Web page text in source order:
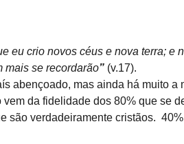
eu crio novos céus e nova terra; e
mais se recordarão” (v.17).
abençoado, mas ainda há muito a
vem da fidelidade dos 80% que se
são verdadeiramente cristãos.